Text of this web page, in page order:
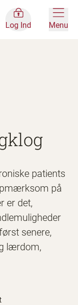
Log Ind Menu
patients
på
er det,
senere,
lærdom,